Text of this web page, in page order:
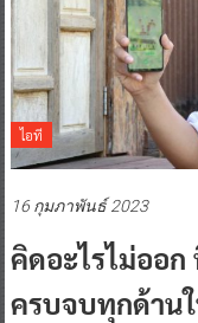
ไอที
16 กุมภาพันธ์ 2023
คิดอะไรไม่ออก
ครบจบทุกด้าน